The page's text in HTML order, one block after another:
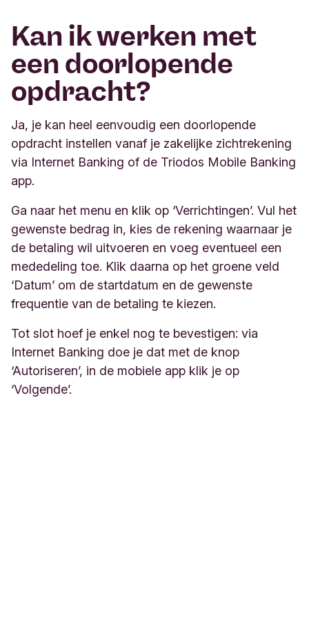
Kan ik werken met
een doorlopende
opdracht?
Ja, je kan heel eenvoudig een doorlopende
opdracht instellen vanaf je zakelijke zichtrekening
via Internet Banking of de Triodos Mobile Banking
app.
Ga naar het menu en klik op ‘Verrichtingen’. Vul het
gewenste bedrag in, kies de rekening waarnaar je
de betaling wil uitvoeren en voeg eventueel een
mededeling toe. Klik daarna op het groene veld
‘Datum’ om de startdatum en de gewenste
frequentie van de betaling te kiezen.
Tot slot hoef je enkel nog te bevestigen: via
Internet Banking doe je dat met de knop
‘Autoriseren’, in de mobiele app klik je op
‘Volgende’.